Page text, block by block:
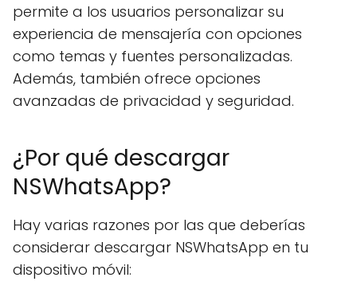
permite a los usuarios personalizar su
experiencia de mensajería con opciones
como temas y fuentes personalizadas.
Además, también ofrece opciones
avanzadas de privacidad y seguridad.
¿Por qué descargar
NSWhatsApp?
Hay varias razones por las que deberías
considerar descargar NSWhatsApp en tu
dispositivo móvil: